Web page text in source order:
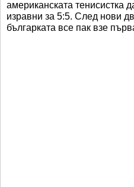
американската тенисистка
изравни за 5:5. След нови
българката все пак взе